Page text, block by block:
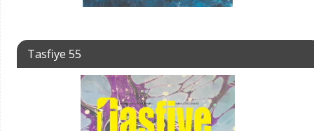
Tasfiye 55